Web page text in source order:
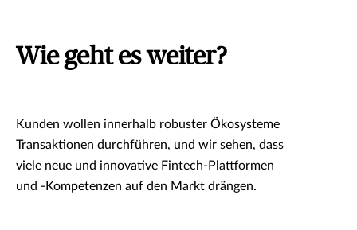
Wie geht es weiter?
Kunden wollen innerhalb robuster Ökosysteme
Transaktionen durchführen, und wir sehen, dass
viele neue und innovative Fintech-Plattformen
und -Kompetenzen auf den Markt drängen.